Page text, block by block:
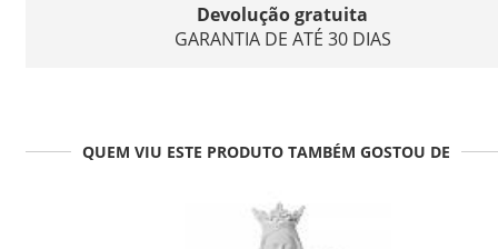
Devolução gratuita
GARANTIA DE ATÉ 30 DIAS
QUEM VIU ESTE PRODUTO TAMBÉM GOSTOU DE